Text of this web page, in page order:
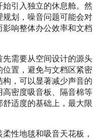
引入独立的休息舱。然
划，噪音问题可能会对
响整体办公效率和文档
需要从空间设计的源头
位置，避免与文档区紧密
，可以显著减少声音的
密度吸音板、隔音棉等
适度的基础上，最大限
性地毯和吸音天花板，